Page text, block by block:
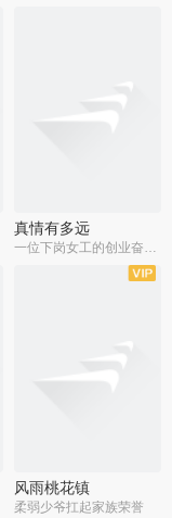
真情有多远
一位下岗女工的创业奋斗史
风雨桃花镇
柔弱少爷扛起家族荣誉